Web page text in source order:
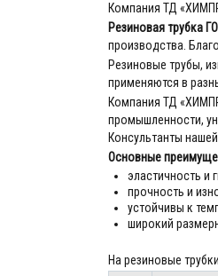
Компания ТД
Резиновая трубка
производства.
Резиновые трубы,
применяются в
Компания ТД
промышленности,
Консультанты
Основные
эластичность и
прочность и
устойчивы к
широкий
На резиновые